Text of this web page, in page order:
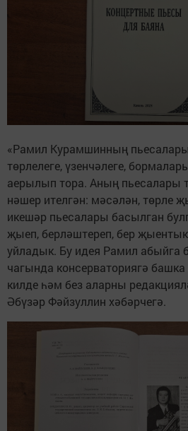
«Рамил Курамшинның
төрлелеге, үзенчәлеге,
аерылып тора. Аның пьесалары
нәшер ителгән: мәсәлән, төрле
икешәр пьесалары басылган
җыеп, берләштереп, бер
уйладык. Бу идея Рамил абыйга
чагында консерваториягә
килде һәм без аларны
Әбүзәр Фәйзуллин хәбәрчегә.